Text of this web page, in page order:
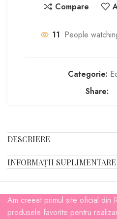
Compare
11 People
Categorie:
Share:
DESCRIERE
INFORMAȚII SUPLIMENTARE
Am creeat primul site oficial din
produsele favorite pentru